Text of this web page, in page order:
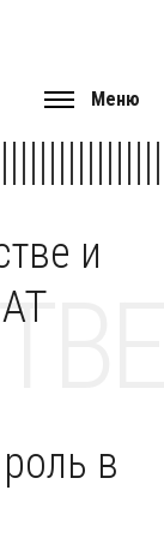
Меню
и
в